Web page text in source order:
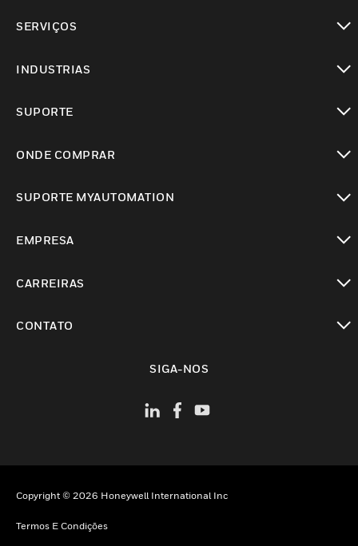
SERVIÇOS
INDUSTRIAS
SUPORTE
ONDE COMPRAR
SUPORTE MYAUTOMATION
EMPRESA
CARREIRAS
CONTATO
SIGA-NOS
Copyright © 2026 Honeywell International Inc
Termos E Condições